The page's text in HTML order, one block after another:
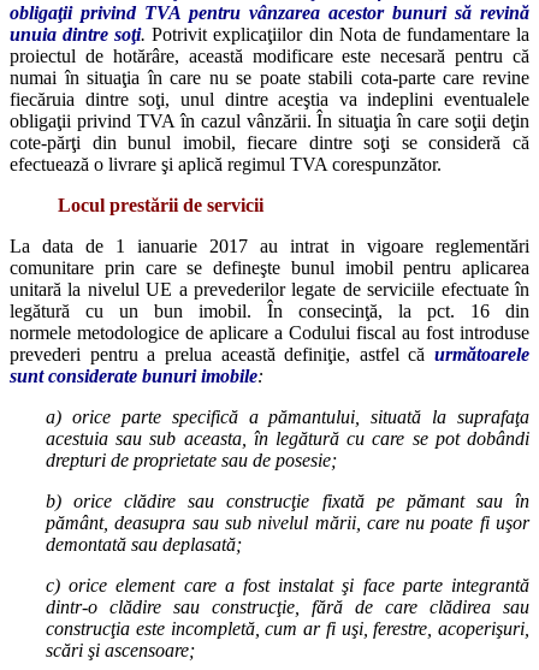
obligaţii privind TVA pentru vânzarea acestor bunuri să revină
unuia dintre soţi. Potrivit explicaţiilor din Nota de fundamentare la
proiectul de hotărâre, această modificare este necesară pentru că
numai în situaţia în care nu se poate stabili cota-parte care revine
fiecăruia dintre soţi, unul dintre aceştia va indeplini eventualele
obligaţii privind TVA în cazul vânzării. În situaţia în care soţii deţin
cote-părţi din bunul imobil, fiecare dintre soţi se consideră că
efectuează o livrare şi aplică regimul TVA corespunzător.
Locul prestării de servicii
La data de 1 ianuarie 2017 au intrat in vigoare reglementări
comunitare prin care se defineşte bunul imobil pentru aplicarea
unitară la nivelul UE a prevederilor legate de serviciile efectuate în
legătură cu un bun imobil. În consecinţă, la pct. 16 din
normele metodologice de aplicare a Codului fiscal au fost introduse
prevederi pentru a prelua această definiţie, astfel că următoarele
sunt considerate bunuri imobile:
a) orice parte specifică a pămantului, situată la suprafaţa
acestuia sau sub aceasta, în legătură cu care se pot dobândi
drepturi de proprietate sau de posesie;
b) orice clădire sau construcţie fixată pe pămant sau în
pământ, deasupra sau sub nivelul mării, care nu poate fi uşor
demontată sau deplasată;
c) orice element care a fost instalat şi face parte integrantă
dintr-o clădire sau construcţie, fără de care clădirea sau
construcţia este incompletă, cum ar fi uşi, ferestre, acoperişuri,
scări şi ascensoare;